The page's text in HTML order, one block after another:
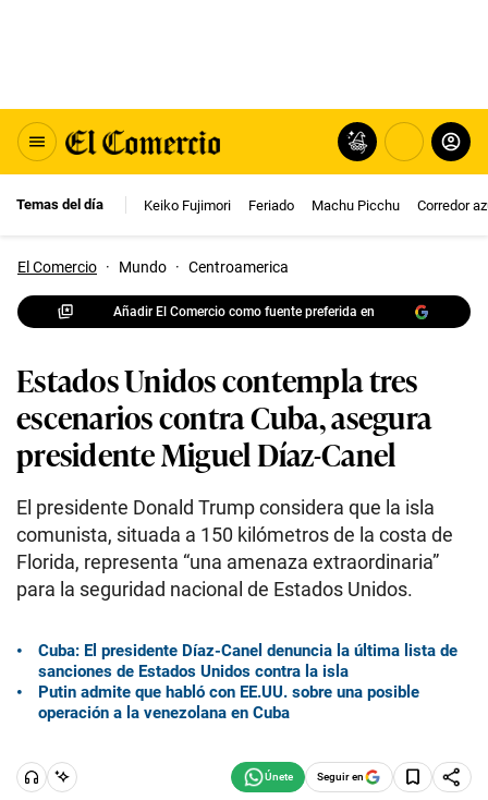
Temas del día Keiko Fujimori Feriado Machu Picchu Corredor
El Comercio · Mundo · Centroamerica
Añadir El Comercio como fuente preferida en
Estados Unidos contempla tres
escenarios contra Cuba, asegura
presidente Miguel Díaz-Canel
El presidente Donald Trump considera que la isla
comunista, situada a 150 kilómetros de la costa de
Florida, representa “una amenaza extraordinaria”
para la seguridad nacional de Estados Unidos.
Cuba: El presidente Díaz-Canel denuncia la última lista de
sanciones de Estados Unidos contra la isla
Putin admite que habló con EE.UU. sobre una posible
operación a la venezolana en Cuba
Seguir en